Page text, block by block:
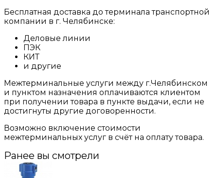
Бесплатная доставка до терминала транспортной
компании в г. Челябинске:
Деловые линии
ПЭК
КИТ
и другие
Межтерминальные услуги между г.Челябинском
и пунктом назначения оплачиваются клиентом
при получении товара в пункте выдачи, если не
достигнуты другие договоренности.
Возможно включение стоимости
межтерминальных услуг в счёт на оплату товара.
Ранее вы смотрели